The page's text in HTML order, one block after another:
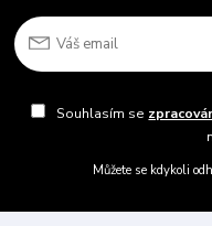
Souhlasím se
Můžete se kdykoli